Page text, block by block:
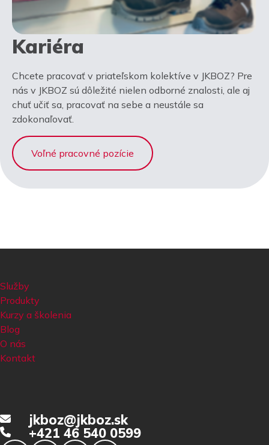
Kariéra
Chcete pracovať v priateľskom kolektíve v JKBOZ? Pre
nás v JKBOZ sú dôležité nielen odborné znalosti, ale aj
chuť učiť sa, pracovať na sebe a neustále sa
zdokonaľovať.
Voľné pracovné pozície
Služby
Produkty
Kurzy a školenia
Blog
O nás
Kontakt
jkboz@jkboz.sk
+421 46 540 0599